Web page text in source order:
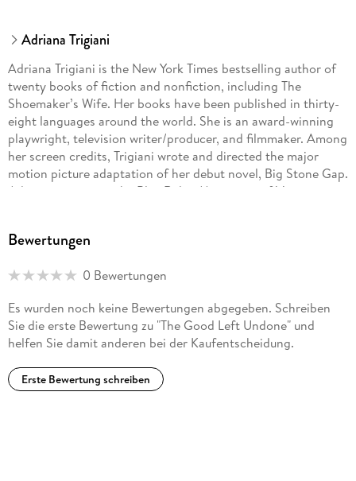
Adriana Trigiani
Adriana Trigiani is the New York Times bestselling author of
twenty books of fiction and nonfiction, including The
Shoemaker’s Wife. Her books have been published in thirty-
eight languages around the world. She is an award-winning
playwright, television writer/producer, and filmmaker. Among
her screen credits, Trigiani wrote and directed the major
motion picture adaptation of her debut novel, Big Stone Gap.
Adriana grew up in the Blue Ridge Mountains of Virginia,
New York City with her family.
Bewertungen
0 Bewertungen
Es wurden noch keine Bewertungen abgegeben. Schreiben
Sie die erste Bewertung zu "The Good Left Undone" und
helfen Sie damit anderen bei der Kaufentscheidung.
Erste Bewertung schreiben